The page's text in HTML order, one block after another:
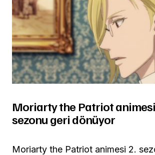
Moriarty the Patriot
sezonu geri dönüyor
Moriarty the Patriot animesi 2.